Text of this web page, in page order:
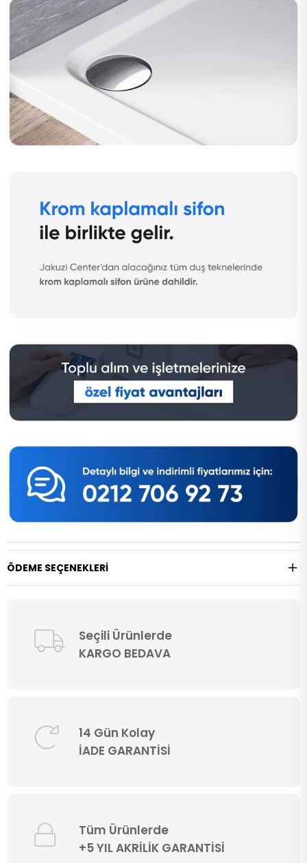
ÖDEME SEÇENEKLERI
Seçili Ürünlerde
KARGO BEDAVA
14 Gün Kolay
İADE GARANTİSİ
Tüm Ürünlerde
+5 YIL AKRİLİK GARANTİSİ